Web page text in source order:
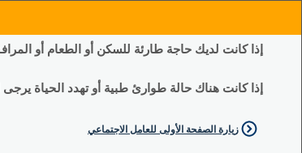
إذا كانت لديك حاجة طارئة للسكن أو الطعام أو
إذا كانت هناك حالة طوارئ طبية أو تهدد الحياة يرجى
زيارة الصفحة الأولى للعامل الاجتماعي